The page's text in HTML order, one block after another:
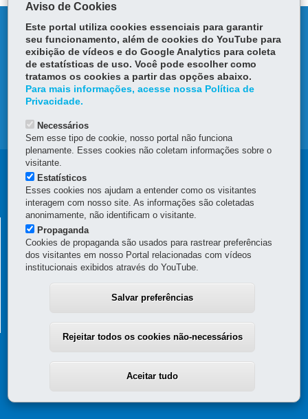
MAPA DO SITE
DENUNCIE CORRUPÇÃO
OUVIDORIA
TRANSPARÊNCIA INSTITUCIONAL
Navegação
Principal
CGECONTROLADORIA GERAL DO ESTADO
Rua Mateus Leme, nº 2018 - Centro Cívico-80530-010-Curitiba
MAPA
0800-041-1113 – Horário de atendimento da Ouvidoria Geral: 9h às 12h
Aviso de Cookies
Este portal utiliza cookies essenciais para garantir
seu funcionamento, além de cookies do YouTube para
exibição de vídeos e do Google Analytics para coleta
de estatísticas de uso. Você pode escolher como
tratamos os cookies a partir das opções abaixo.
Para mais informações, acesse nossa Política de
Privacidade.
Necessários
Sem esse tipo de cookie, nosso portal não funciona
plenamente. Esses cookies não coletam informações sobre o
visitante.
Estatísticos
Esses cookies nos ajudam a entender como os visitantes
interagem com nosso site. As informações são coletadas
anonimamente, não identificam o visitante.
Propaganda
Cookies de propaganda são usados para rastrear preferências
dos visitantes em nosso Portal relacionadas com vídeos
institucionais exibidos através do YouTube.
Salvar preferências
Rejeitar todos os cookies não-necessários
Aceitar tudo